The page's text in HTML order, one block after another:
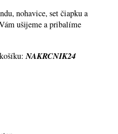
nohavice, set čiapku a
ušijeme a pribalíme
NAKRCNIK24